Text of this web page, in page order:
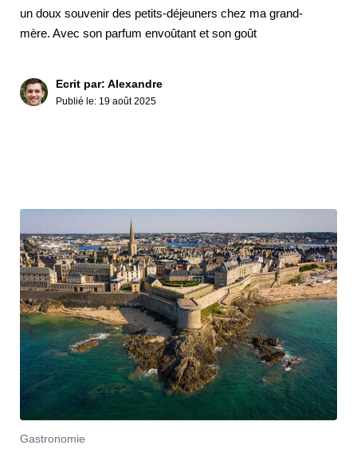
un doux souvenir des petits-déjeuners chez ma grand-
mère. Avec son parfum envoûtant et son goût
Ecrit par: Alexandre
Publié le: 19 août 2025
Gastronomie